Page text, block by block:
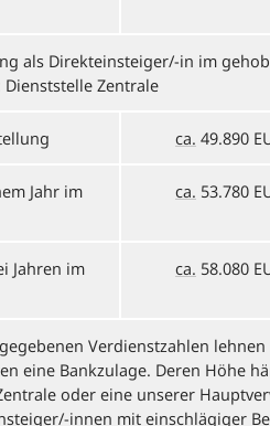
als Direkteinsteiger/-in im
Dienststelle Zentrale
ca. 49.890
Jahr im
ca. 53.780
Jahren im
ca. 58.080
Verdienstzahlen
eine Bankzulage. Deren Höhe
oder eine unserer
innen mit einschlägiger